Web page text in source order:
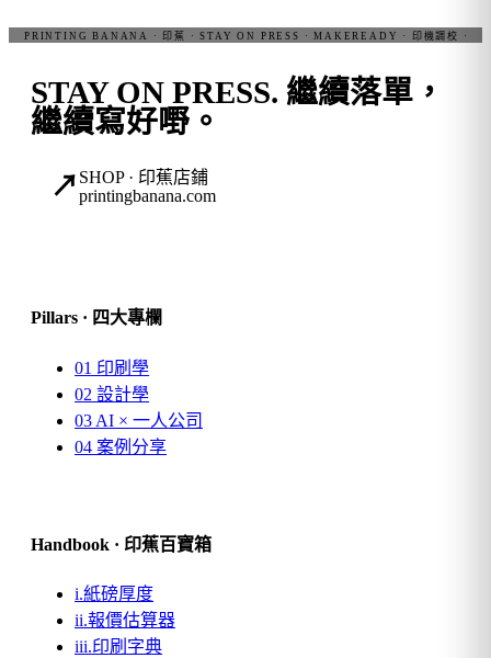
STAY ON PRESS. 繼續落單，
繼續寫好嘢。
↗ SHOP · 印蕉店鋪
printingbanana.com
Pillars · 四大專欄
01 印刷學
02 設計學
03 AI × 一人公司
04 案例分享
Handbook · 印蕉百寶箱
i.紙磅厚度
ii.報價估算器
iii.印刷字典